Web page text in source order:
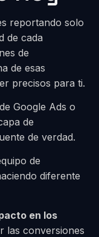
reportando solo
de cada
de
de esas
precisos para ti.
Google Ads o
de
de verdad.
de
diferente
en los
las conversiones